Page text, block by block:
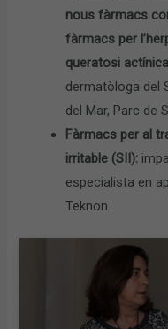
nous fàrmacs
fàrmacs per
queratosi actínica
dermatòloga del
del Mar, Parc de
Fàrmacs per al
irritable (SII):
especialista en
Teknon.